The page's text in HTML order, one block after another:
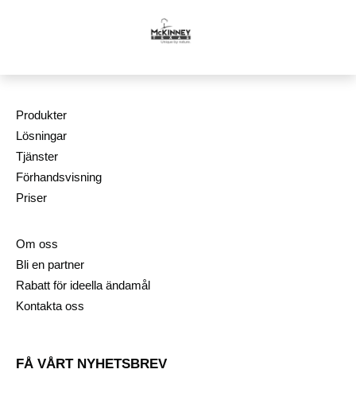
Produkter
Lösningar
Tjänster
Förhandsvisning
Priser
Om oss
Bli en partner
Rabatt för ideella ändamål
Kontakta oss
FÅ VÅRT NYHETSBREV